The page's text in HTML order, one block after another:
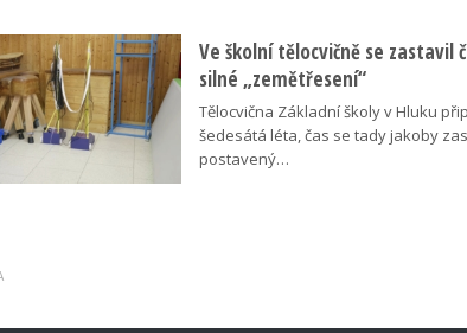
Ve školní tělocvičně se zastavil
silné „zemětřesení“
Tělocvična Základní školy v Hluku
šedesátá léta, čas se tady jakoby
postavený…